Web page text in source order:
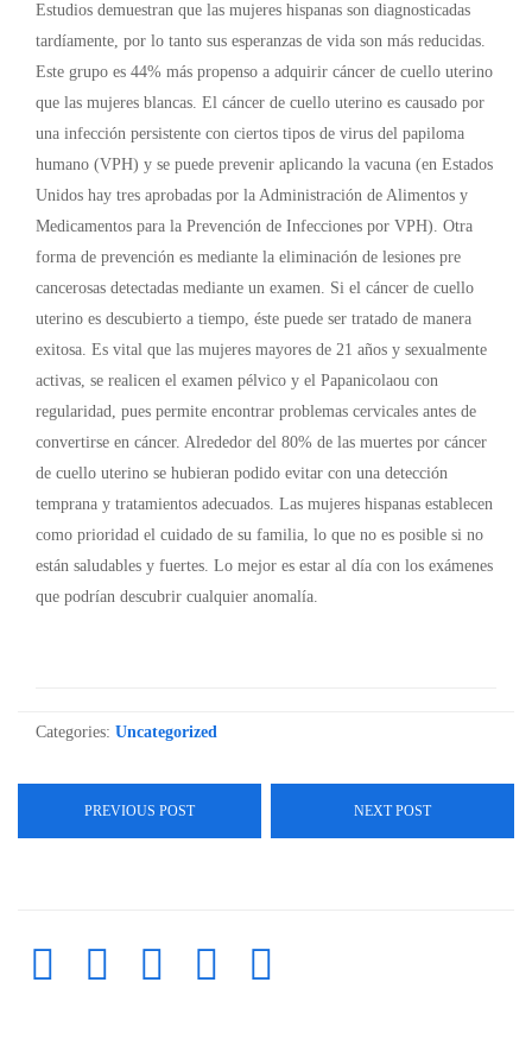
Estudios demuestran que las mujeres hispanas son diagnosticadas
tardíamente, por lo tanto sus esperanzas de vida son más reducidas.
Este grupo es 44% más propenso a adquirir cáncer de cuello uterino
que las mujeres blancas. El cáncer de cuello uterino es causado por
una infección persistente con ciertos tipos de virus del papiloma
humano (VPH) y se puede prevenir aplicando la vacuna (en Estados
Unidos hay tres aprobadas por la Administración de Alimentos y
Medicamentos para la Prevención de Infecciones por VPH). Otra
forma de prevención es mediante la eliminación de lesiones pre
cancerosas detectadas mediante un examen. Si el cáncer de cuello
uterino es descubierto a tiempo, éste puede ser tratado de manera
exitosa. Es vital que las mujeres mayores de 21 años y sexualmente
activas, se realicen el examen pélvico y el Papanicolaou con
regularidad, pues permite encontrar problemas cervicales antes de
convertirse en cáncer. Alrededor del 80% de las muertes por cáncer
de cuello uterino se hubieran podido evitar con una detección
temprana y tratamientos adecuados. Las mujeres hispanas establecen
como prioridad el cuidado de su familia, lo que no es posible si no
están saludables y fuertes. Lo mejor es estar al día con los exámenes
que podrían descubrir cualquier anomalía.
Categories: Uncategorized
PREVIOUS POST NEXT POST
    